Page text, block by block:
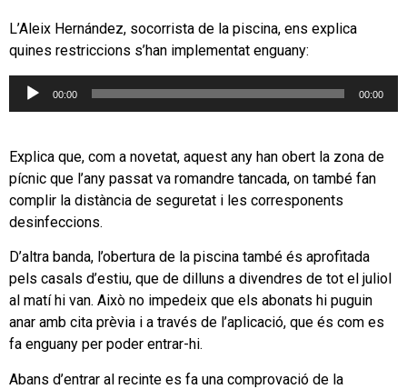
L’Aleix Hernández, socorrista de la piscina, ens explica
quines restriccions s’han implementat enguany:
Reproductor
00:00 00:00
Explica que, com a novetat, aquest any han obert la zona de
pícnic que l’any passat va romandre tancada, on també fan
complir la distància de seguretat i les corresponents
desinfeccions.
D’altra banda, l’obertura de la piscina també és aprofitada
pels casals d’estiu, que de dilluns a divendres de tot el juliol
al matí hi van. Això no impedeix que els abonats hi puguin
anar amb cita prèvia i a través de l’aplicació, que és com es
fa enguany per poder entrar-hi.
Abans d’entrar al recinte es fa una comprovació de la